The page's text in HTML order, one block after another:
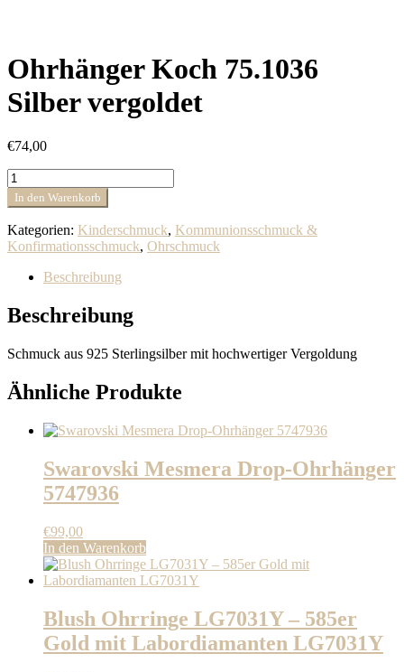
Ohrhänger Koch 75.1036
Silber vergoldet
€74,00
Ohrhänger
Koch
75.1036
Silber
vergoldet
Menge
In den Warenkorb
Kategorien: Kinderschmuck, Kommunionsschmuck &
Konfirmationsschmuck, Ohrschmuck
Beschreibung
Beschreibung
Schmuck aus 925 Sterlingsilber mit hochwertiger Vergoldung
Ähnliche Produkte
Swarovski Mesmera Drop-Ohrhänger
5747936
€99,00
In den Warenkorb
Blush Ohrringe LG7031Y – 585er
Gold mit Labordiamanten LG7031Y